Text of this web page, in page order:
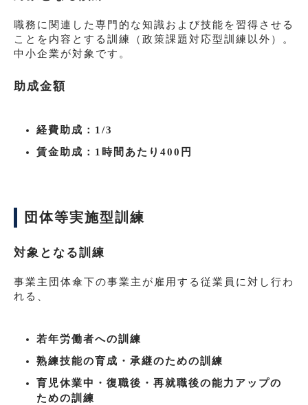
職務に関連した専門的な知識および技能を習得させる
ことを内容とする訓練（政策課題対応型訓練以外）。
中小企業が対象です。
助成金額
経費助成：1/3
賃金助成：1時間あたり400円
団体等実施型訓練
対象となる訓練
事業主団体傘下の事業主が雇用する従業員に対し行わ
れる、
若年労働者への訓練
熟練技能の育成・承継のための訓練
育児休業中・復職後・再就職後の能力アップの
ための訓練